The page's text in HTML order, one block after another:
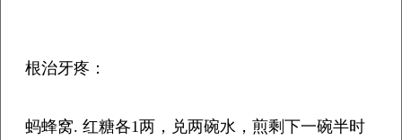
根治牙疼：
蚂蜂窝. 红糖各1两，兑两碗水，煎剩下一碗半时